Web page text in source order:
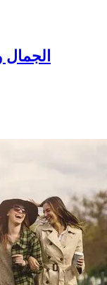
الجمال